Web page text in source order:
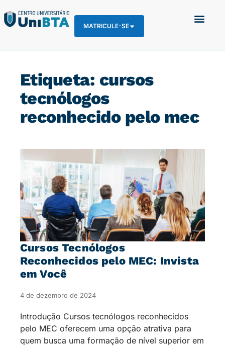
MATRICULE-SE
Etiqueta: cursos
tecnólogos
reconhecido pelo mec
Cursos Tecnólogos
Reconhecidos pelo MEC: Invista
em Você
4 de dezembro de 2024
Introdução Cursos tecnólogos reconhecidos
pelo MEC oferecem uma opção atrativa para
quem busca uma formação de nível superior em